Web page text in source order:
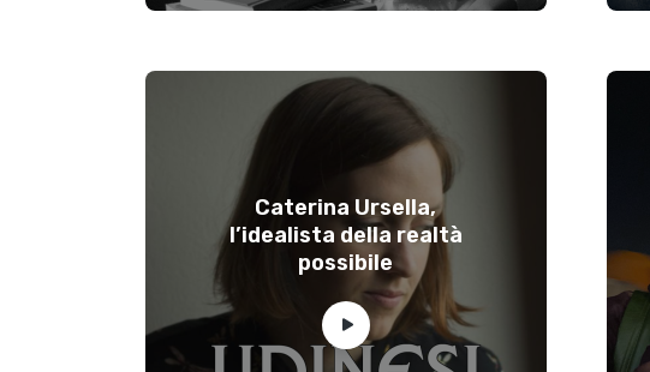
Caterina Ursella,
l’idealista della realtà
possibile